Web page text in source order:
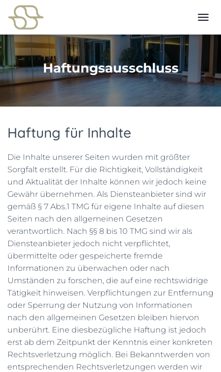
A
A
I
T
E
Haftungsausschluss
Haftung für Inhalte
Die Inhalte unserer Seiten wurden mit größter
Sorgfalt erstellt. Für die Richtigkeit, Vollständigkeit
und Aktualität der Inhalte können wir jedoch keine
Gewähr übernehmen. Als Diensteanbieter sind wir
gemäß § 7 Abs.1 TMG für eigene Inhalte auf diesen
Seiten nach den allgemeinen Gesetzen
verantwortlich. Nach §§ 8 bis 10 TMG sind wir als
Diensteanbieter jedoch nicht verpflichtet,
übermittelte oder gespeicherte fremde
Informationen zu überwachen oder nach
Umständen zu forschen, die auf eine rechtswidrige
Tätigkeit hinweisen. Verpflichtungen zur Entfernung
oder Sperrung der Nutzung von Informationen
nach den allgemeinen Gesetzen bleiben hiervon
unberührt. Eine diesbezügliche Haftung ist jedoch
erst ab dem Zeitpunkt der Kenntnis einer konkreten
Rechtsverletzung möglich. Bei Bekanntwerden von
entsprechenden Rechtsverletzungen werden wir